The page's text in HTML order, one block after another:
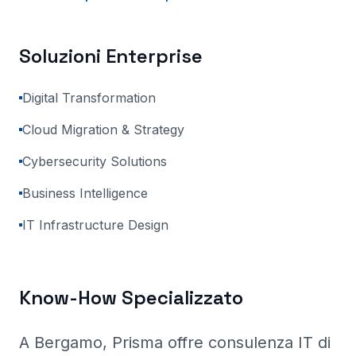
Soluzioni Enterprise
Digital Transformation
Cloud Migration & Strategy
Cybersecurity Solutions
Business Intelligence
IT Infrastructure Design
Know-How Specializzato
A Bergamo, Prisma offre consulenza IT di